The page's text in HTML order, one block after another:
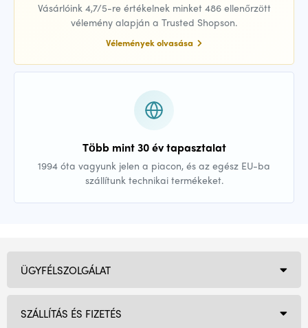
Vásárlóink 4,7/5-re értékelnek minket 486 ellenőrzött
vélemény alapján a Trusted Shopson.
Vélemények olvasása
Több mint 30 év tapasztalat
1994 óta vagyunk jelen a piacon, és az egész EU-ba
szállítunk technikai termékeket.
ÜGYFÉLSZOLGÁLAT
SZÁLLÍTÁS ÉS FIZETÉS